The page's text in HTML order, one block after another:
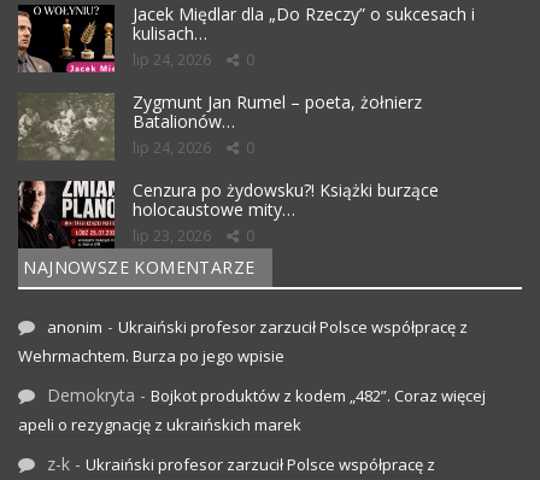
Jacek Międlar dla „Do Rzeczy” o sukcesach i
kulisach…
lip 24, 2026 0
Zygmunt Jan Rumel – poeta, żołnierz
Batalionów…
lip 24, 2026 0
Cenzura po żydowsku?! Książki burzące
holocaustowe mity…
lip 23, 2026 0
NAJNOWSZE KOMENTARZE
anonim - Ukraiński profesor zarzucił Polsce współpracę z
Wehrmachtem. Burza po jego wpisie
Demokryta - Bojkot produktów z kodem „482”. Coraz więcej
apeli o rezygnację z ukraińskich marek
z-k - Ukraiński profesor zarzucił Polsce współpracę z